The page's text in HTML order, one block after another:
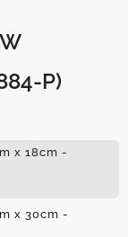
P)
x 18cm -
x 30cm -